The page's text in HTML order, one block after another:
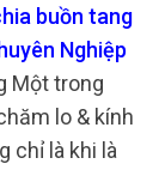
buồn tang
Nghiệp
Một trong
lo & kính
chỉ là khi là